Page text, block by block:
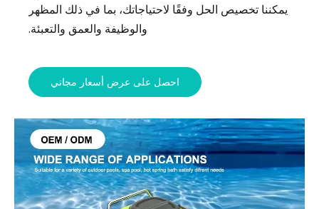
يمكننا تخصيص الحل وفقًا لاحتياجاتك، بما في ذلك المظهر
والوظيفة والعمق والتعبئة.
احصل على عرض أسعار مجاني